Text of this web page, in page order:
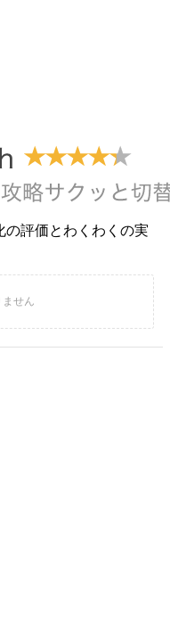
の評価とわくわくの実